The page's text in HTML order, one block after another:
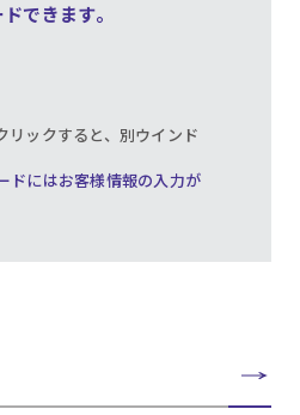
できます。
リックすると、別ウインド
ドにはお客様情報の入力が